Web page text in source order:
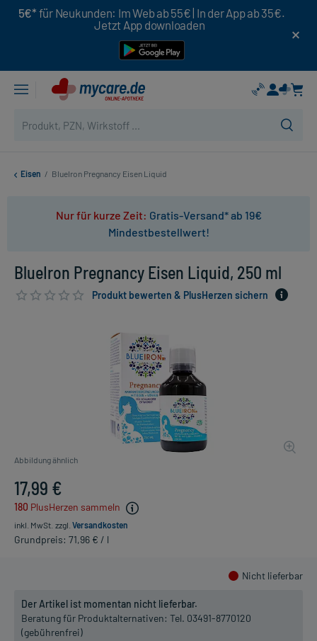
5€* für Neukunden: Im Web ab 55€ | In der App ab 35€.
Jetzt App downloaden
Eisen / BlueIron Pregnancy Eisen Liquid
Nur für kurze Zeit: Gratis-Versand* ab 19€
Mindestbestellwert!
BlueIron Pregnancy Eisen Liquid, 250 ml
Produkt bewerten & PlusHerzen sichern
Abbildung ähnlich
17,99 €
180 PlusHerzen sammeln
inkl. MwSt. zzgl. Versandkosten
Grundpreis: 71,96 € / l
Nicht lieferbar
Der Artikel ist momentan nicht lieferbar.
Beratung für Produktalternativen: Tel. 03491-8770120
(gebührenfrei)